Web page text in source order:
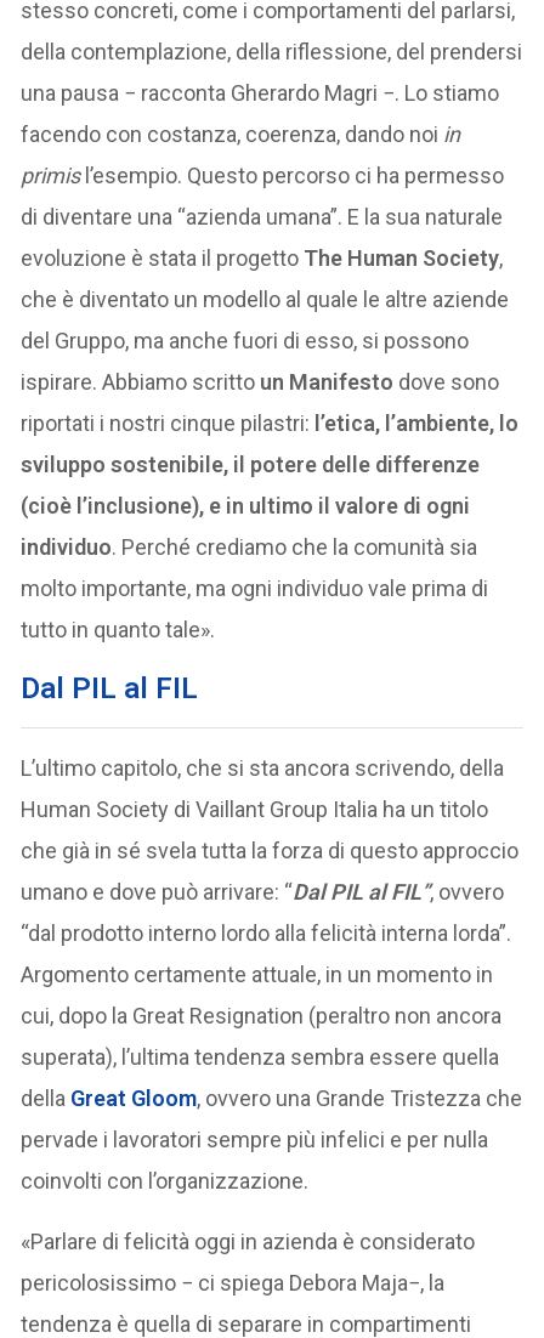
stesso concreti, come i comportamenti del parlarsi,
della contemplazione, della riflessione, del prendersi
una pausa − racconta Gherardo Magri −. Lo stiamo
facendo con costanza, coerenza, dando noi in
primisl’esempio. Questo percorso ci ha permesso
di diventare una “azienda umana”. E la sua naturale
evoluzione è stata il progetto The Human Society,
che è diventato un modello al quale le altre aziende
del Gruppo, ma anche fuori di esso, si possono
ispirare. Abbiamo scritto un Manifesto dove sono
riportati i nostri cinque pilastri: l’etica, l’ambiente, lo
sviluppo sostenibile, il potere delle differenze
(cioè l’inclusione), e in ultimo il valore di ogni
individuo. Perché crediamo che la comunità sia
molto importante, ma ogni individuo vale prima di
tutto in quanto tale».
Dal PIL al FIL
L’ultimo capitolo, che si sta ancora scrivendo, della
Human Society di Vaillant Group Italia ha un titolo
che già in sé svela tutta la forza di questo approccio
umano e dove può arrivare: “Dal PIL al FIL”, ovvero
“dal prodotto interno lordo alla felicità interna lorda”.
Argomento certamente attuale, in un momento in
cui, dopo la Great Resignation (peraltro non ancora
superata), l’ultima tendenza sembra essere quella
della Great Gloom, ovvero una Grande Tristezza che
pervade i lavoratori sempre più infelici e per nulla
coinvolti con l’organizzazione.
«Parlare di felicità oggi in azienda è considerato
pericolosissimo − ci spiega Debora Maja−, la
tendenza è quella di separare in compartimenti